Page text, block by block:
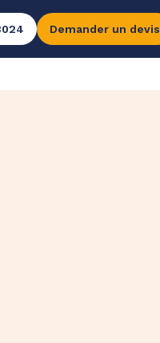
Demander un devis